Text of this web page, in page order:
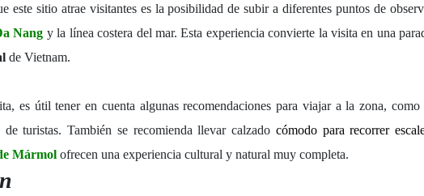
este sitio atrae visitantes es la posibilidad de subir a diferentes puntos de
Nang y la línea costera del mar. Esta experiencia convierte la visita en una
de Vietnam.
es útil tener en cuenta algunasrecomendaciones para viajara la zona,
turistas. También se recomienda llevar calzado cómodo para recorrer
Mármol ofrecen una experiencia cultural y natural muy completa.